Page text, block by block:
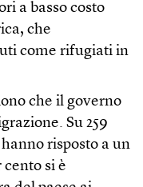
a basso costo
che
come rifugiati in
che il governo
Su 259
risposto a un
si è